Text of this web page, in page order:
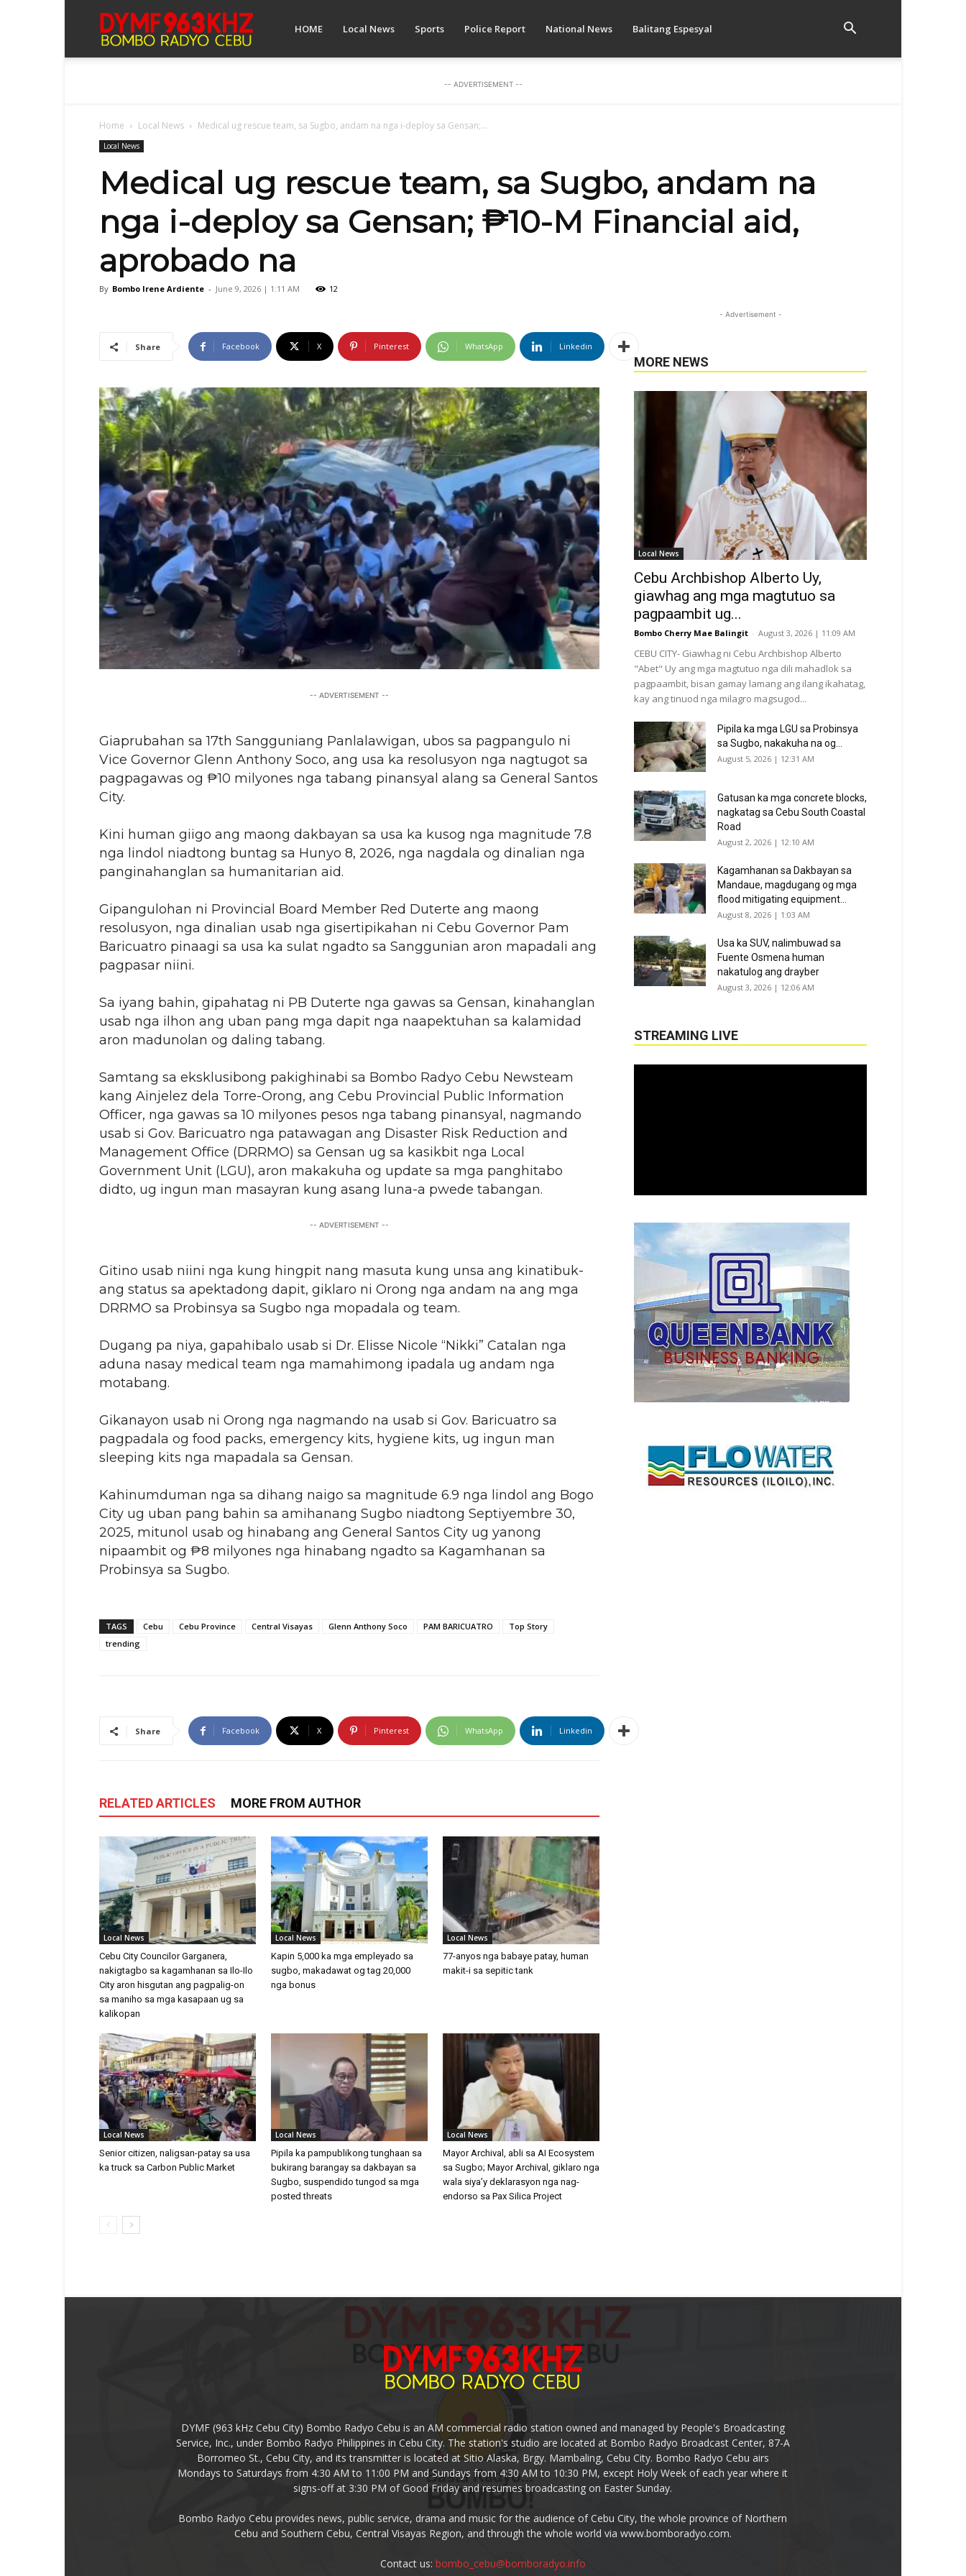
HOME Local News Sports Police Report National News Balitang Espesyal
-- ADVERTISEMENT --
Home Local News Medical ug rescue team, sa Sugbo, andam na nga i-deploy sa Gensan;...
Local News
Medical ug rescue team, sa Sugbo, andam na
nga i-deploy sa Gensan; ₱10-M Financial aid,
aprobado na
By Bombo Irene Ardiente - June 9, 2026 | 1:11 AM 12
Share Facebook X Pinterest WhatsApp Linkedin
-- ADVERTISEMENT --
Giaprubahan sa 17th Sangguniang Panlalawigan, ubos sa pagpangulo ni
Vice Governor Glenn Anthony Soco, ang usa ka resolusyon nga nagtugot sa
pagpagawas og ₱10 milyones nga tabang pinansyal alang sa General Santos
City.
Kini human giigo ang maong dakbayan sa usa ka kusog nga magnitude 7.8
nga lindol niadtong buntag sa Hunyo 8, 2026, nga nagdala og dinalian nga
panginahanglan sa humanitarian aid.
Gipangulohan ni Provincial Board Member Red Duterte ang maong
resolusyon, nga dinalian usab nga gisertipikahan ni Cebu Governor Pam
Baricuatro pinaagi sa usa ka sulat ngadto sa Sanggunian aron mapadali ang
pagpasar niini.
Sa iyang bahin, gipahatag ni PB Duterte nga gawas sa Gensan, kinahanglan
usab nga ilhon ang uban pang mga dapit nga naapektuhan sa kalamidad
aron madunolan og daling tabang.
Samtang sa eksklusibong pakighinabi sa Bombo Radyo Cebu Newsteam
kang Ainjelez dela Torre-Orong, ang Cebu Provincial Public Information
Officer, nga gawas sa 10 milyones pesos nga tabang pinansyal, nagmando
usab si Gov. Baricuatro nga patawagan ang Disaster Risk Reduction and
Management Office (DRRMO) sa Gensan ug sa kasikbit nga Local
Government Unit (LGU), aron makakuha og update sa mga panghitabo
didto, ug ingun man masayran kung asang luna-a pwede tabangan.
-- ADVERTISEMENT --
Gitino usab niini nga kung hingpit nang masuta kung unsa ang kinatibuk-
ang status sa apektadong dapit, giklaro ni Orong nga andam na ang mga
DRRMO sa Probinsya sa Sugbo nga mopadala og team.
Dugang pa niya, gapahibalo usab si Dr. Elisse Nicole “Nikki” Catalan nga
aduna nasay medical team nga mamahimong ipadala ug andam nga
motabang.
Gikanayon usab ni Orong nga nagmando na usab si Gov. Baricuatro sa
pagpadala og food packs, emergency kits, hygiene kits, ug ingun man
sleeping kits nga mapadala sa Gensan.
Kahinumduman nga sa dihang naigo sa magnitude 6.9 nga lindol ang Bogo
City ug uban pang bahin sa amihanang Sugbo niadtong Septiyembre 30,
2025, mitunol usab og hinabang ang General Santos City ug yanong
nipaambit og ₱8 milyones nga hinabang ngadto sa Kagamhanan sa
Probinsya sa Sugbo.
TAGS Cebu Cebu Province Central Visayas Glenn Anthony Soco PAM BARICUATRO
Top Story
trending
Share Facebook X Pinterest WhatsApp Linkedin
RELATED ARTICLES MORE FROM AUTHOR
Local News
Cebu City Councilor Garganera,
nakigtagbo sa kagamhanan sa Ilo-Ilo
City aron hisgutan ang pagpalig-on
sa maniho sa mga kasapaan ug sa
kalikopan
Local News
Kapin 5,000 ka mga empleyado sa
sugbo, makadawat og tag 20,000
nga bonus
Local News
77-anyos nga babaye patay, human
makit-i sa sepitic tank
Local News
Senior citizen, naligsan-patay sa usa
ka truck sa Carbon Public Market
Local News
Pipila ka pampublikong tunghaan sa
bukirang barangay sa dakbayan sa
Sugbo, suspendido tungod sa mga
posted threats
Local News
Mayor Archival, abli sa AI Ecosystem
sa Sugbo; Mayor Archival, giklaro nga
wala siya’y deklarasyon nga nag-
endorso sa Pax Silica Project
- Advertisement -
MORE NEWS
Local News
Cebu Archbishop Alberto Uy,
giawhag ang mga magtutuo sa
pagpaambit ug...
Bombo Cherry Mae Balingit - August 3, 2026 | 11:09 AM
CEBU CITY- Giawhag ni Cebu Archbishop Alberto
"Abet" Uy ang mga magtutuo nga dili mahadlok sa
pagpaambit, bisan gamay lamang ang ilang ikahatag,
kay ang tinuod nga milagro magsugod...
Pipila ka mga LGU sa Probinsya
sa Sugbo, nakakuha na og...
August 5, 2026 | 12:31 AM
Gatusan ka mga concrete blocks,
nagkatag sa Cebu South Coastal
Road
August 2, 2026 | 12:10 AM
Kagamhanan sa Dakbayan sa
Mandaue, magdugang og mga
flood mitigating equipment...
August 8, 2026 | 1:03 AM
Usa ka SUV, nalimbuwad sa
Fuente Osmena human
nakatulog ang drayber
August 3, 2026 | 12:06 AM
STREAMING LIVE
DYMF (963 kHz Cebu City) Bombo Radyo Cebu is an AM commercial radio station owned and managed by People's Broadcasting
Service, Inc., under Bombo Radyo Philippines in Cebu City. The station's studio are located at Bombo Radyo Broadcast Center, 87-A
Borromeo St., Cebu City, and its transmitter is located at Sitio Alaska, Brgy. Mambaling, Cebu City. Bombo Radyo Cebu airs
Mondays to Saturdays from 4:30 AM to 11:00 PM and Sundays from 4:30 AM to 10:30 PM, except Holy Week of each year where it
signs-off at 3:30 PM of Good Friday and resumes broadcasting on Easter Sunday.
Bombo Radyo Cebu provides news, public service, drama and music for the audience of Cebu City, the whole province of Northern
Cebu and Southern Cebu, Central Visayas Region, and through the whole world via www.bomboradyo.com.
Contact us: bombo_cebu@bomboradyo.info